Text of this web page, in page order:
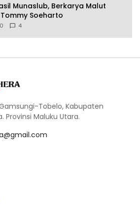
Munaslub, Berkarya Malut
Soeharto
4
Tobelo, Kabupaten
Provinsi Maluku Utara.